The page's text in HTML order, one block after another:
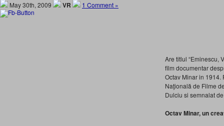
May 30th, 2009 VR 1 Comment »
Are titlul “Eminescu,
film documentar
Octav Minar in 1914.
Naţională de Filme
Dulciu si semnalat
Octav Minar, un